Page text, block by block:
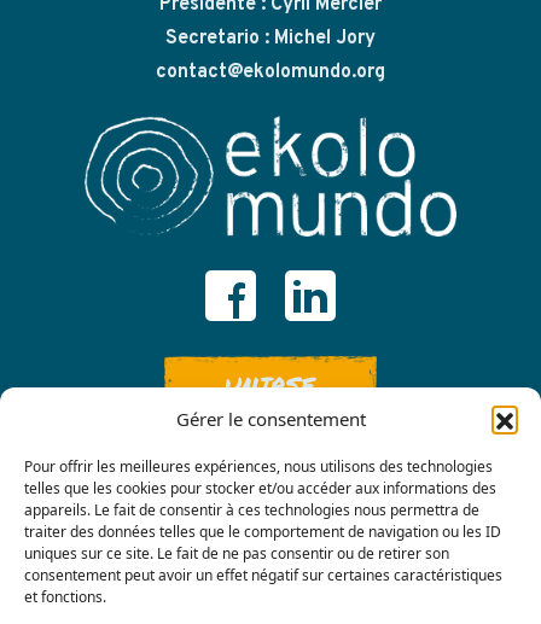
Gérer le consentement
Pour offrir les meilleures expériences, nous utilisons des technologies
telles que les cookies pour stocker et/ou accéder aux informations des
appareils. Le fait de consentir à ces technologies nous permettra de
traiter des données telles que le comportement de navigation ou les ID
uniques sur ce site. Le fait de ne pas consentir ou de retirer son
consentement peut avoir un effet négatif sur certaines caractéristiques
et fonctions.
Secretario : Michel Jory
contact@ekolomundo.org
UNIRSE
Contáctenos